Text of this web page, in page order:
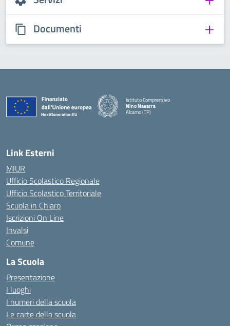
Documenti
Istituto Comprensivo
Nino Navarra
Alcamo (TP)
Link Esterni
MIUR
Ufficio Scolastico Regionale
Ufficio Scolastico Territoriale
Scuola in Chiaro
Iscrizioni On Line
Invalsi
Comune
La Scuola
Presentazione
I luoghi
I numeri della scuola
Le carte della scuola